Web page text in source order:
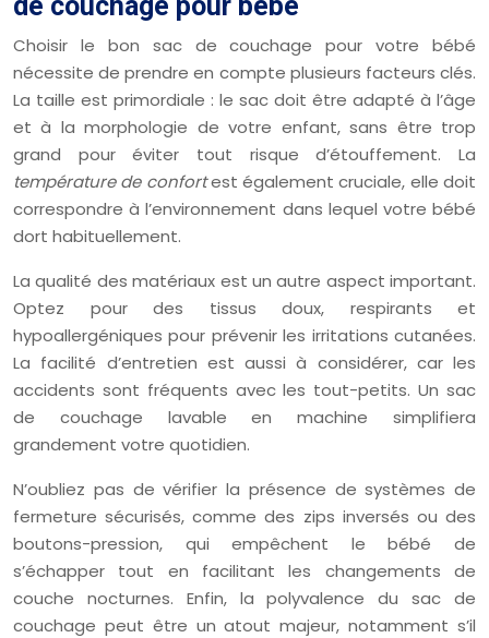
Choisir le bon sac de couchage pour votre bébé
nécessite de prendre en compte plusieurs facteurs clés.
La taille est primordiale : le sac doit être adapté à l’âge
et à la morphologie de votre enfant, sans être trop
grand pour éviter tout risque d’étouffement. La
température de confortest également cruciale, elle doit
correspondre à l’environnement dans lequel votre bébé
dort habituellement.
La qualité des matériaux est un autre aspect important.
Optez pour des tissus doux, respirants et
hypoallergéniques pour prévenir les irritations cutanées.
La facilité d’entretien est aussi à considérer, car les
accidents sont fréquents avec les tout-petits. Un sac
de couchage lavable en machine simplifiera
grandement votre quotidien.
N’oubliez pas de vérifier la présence de systèmes de
fermeture sécurisés, comme des zips inversés ou des
boutons-pression, qui empêchent le bébé de
s’échapper tout en facilitant les changements de
couche nocturnes. Enfin, la polyvalence du sac de
couchage peut être un atout majeur, notamment s’il